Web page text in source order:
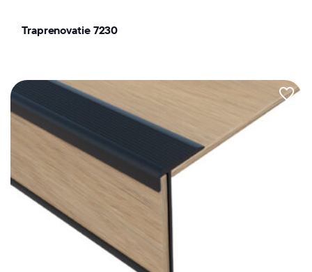
Traprenovatie 7230